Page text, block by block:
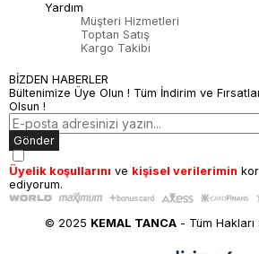
Yardım
Müşteri Hizmetleri
Toptan Satış
Kargo Takibi
BİZDEN HABERLER
Bültenimize Üye Olun ! Tüm İndirim ve
Olsun !
Gönder
Üyelik koşullarını ve kişisel verilerimin
ediyorum.
© 2025 KEMAL TANCA - Tüm Hakları